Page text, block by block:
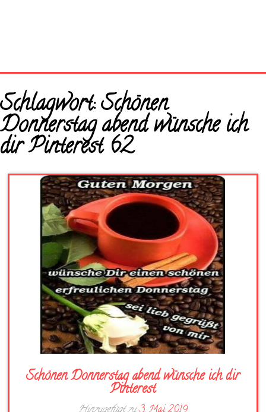
Startseite
Neue Bilder
Schlagwort:Schönen
Donnerstag abend wünsche ich
dir Pinterest 62
Schönen Donnerstag abend wünsche ich dir
Pinterest